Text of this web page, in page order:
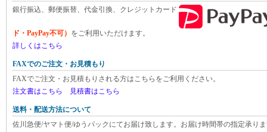
銀行振込、郵便振替、代金引換、クレジットカード
ド・PayPay不可） をご利用いただけます。
詳しくはこちら
FAXでのご注文・お見積もり
FAXでご注文・お見積もりされる方はこちらをご利用ください。
注文書はこちら
見積書はこちら
送料・配送方法について
佐川急便/ヤマト便/ゆうパックにてお届け致します。お届け時間帯の指定承り